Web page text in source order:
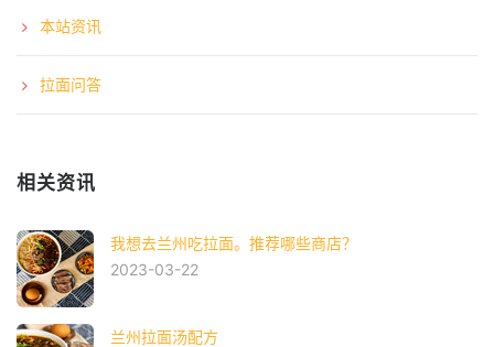
本站资讯
拉面问答
相关资讯
我想去兰州吃拉面。推荐哪些商店？
2023-03-22
兰州拉面汤配方